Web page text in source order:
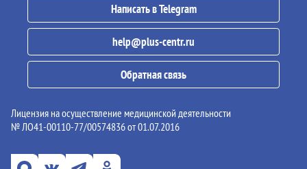
Написать в Telegram
help@plus-centr.ru
Обратная связь
Лицензия на осуществление медицинской деятельности
№ ЛО41-00110-77/00574836 от 01.07.2016